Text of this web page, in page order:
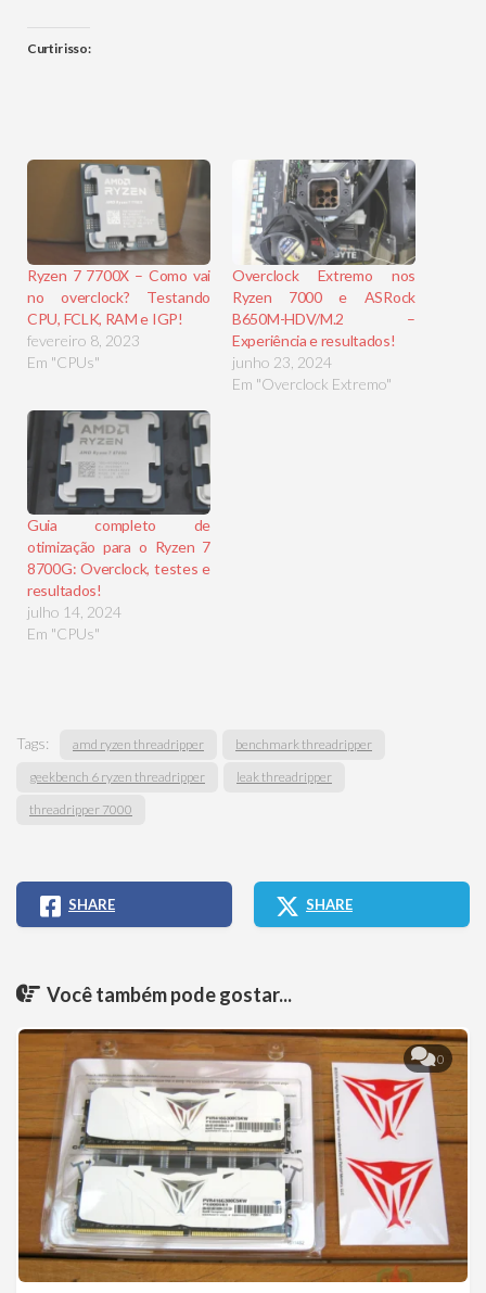
Curtir isso:
Ryzen 7 7700X – Como vai
no overclock? Testando
CPU, FCLK, RAM e IGP!
fevereiro 8, 2023
Em "CPUs"
Overclock Extremo nos
Ryzen 7000 e ASRock
B650M-HDV/M.2 –
Experiência e resultados!
junho 23, 2024
Em "Overclock Extremo"
Guia completo de
otimização para o Ryzen 7
8700G: Overclock, testes e
resultados!
julho 14, 2024
Em "CPUs"
Tags: amd ryzen threadripper
benchmark threadripper
geekbench 6 ryzen threadripper
leak threadripper
threadripper 7000
SHARE SHARE
Você também pode gostar...
0